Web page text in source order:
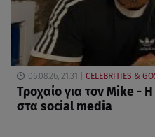
06.08.26, 21:31 CELEBRITIES &
Τροχαίο για τον Mike -
στα social media